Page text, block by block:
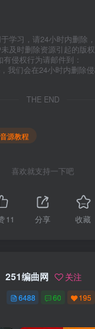
学习，请24小时内删除
及时删除资源引起的版
侵权行为请邮件到：
我们会在24小时内删除
THE END
音源教程
喜欢就支持一下吧
11 分享 收藏
251编曲网 关注
6488 60 195